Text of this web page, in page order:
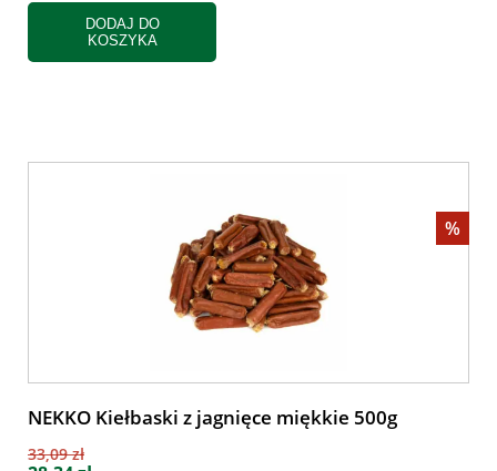
DODAJ DO
KOSZYKA
%
NEKKO Kiełbaski z jagnięce miękkie 500g
33,09 zł